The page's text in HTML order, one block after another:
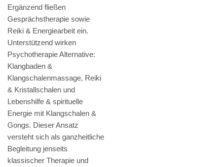
Ergänzend fließen
Gesprächstherapie sowie
Reiki & Energiearbeit ein.
Unterstützend wirken
Psychotherapie Alternative:
Klangbaden &
Klangschalenmassage, Reiki
& Kristallschalen und
Lebenshilfe & spirituelle
Energie mit Klangschalen &
Gongs. Dieser Ansatz
versteht sich als ganzheitliche
Begleitung jenseits
klassischer Therapie und